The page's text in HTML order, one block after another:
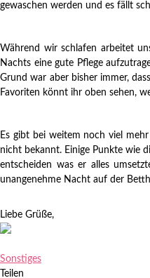
gewaschen werden und es fällt
Während wir schlafen arbeitet
Nachts eine gute Pflege
Grund war aber bisher immer,
Favoriten könnt ihr oben sehen,
Es gibt bei weitem noch viel
nicht bekannt. Einige Punkte wie
entscheiden was er alles
unangenehme Nacht auf der
Liebe Grüße,
Sonstiges
Teilen